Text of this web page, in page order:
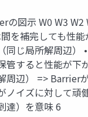
の図示 W0 W3 W2
を補完しても性
同じ局所解周辺）
管すると性能が下
周辺） => Barrier
ノイズに対して頑
達）を意味 6